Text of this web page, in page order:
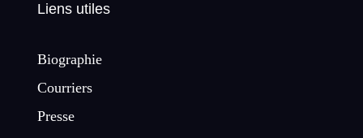
Liens utiles
Biographie
Courriers
Presse